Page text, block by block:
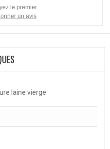
le premier
un avis
laine vierge